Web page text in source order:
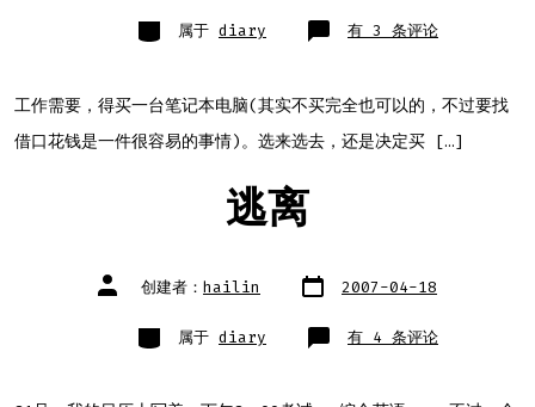
类
别 属于 diary IBM
X,
目
标
有 3 条评论
工作需要，得买一台笔记本电脑(其实不买完全也可以的，不过要找
借口花钱是一件很容易的事情)。选来选去，还是决定买 […]
逃离
文
章 创建者： hailin 文
章
2007-04-18
类
别 属于 diary 逃
离
有 4 条评论